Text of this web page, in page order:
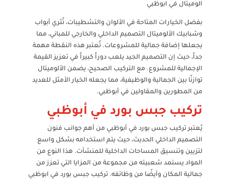
الوميتال في ابوظبي
بفضل الخيارات المتاحة في الألوان والتشطيبات، تُثري أبواب
وشبابيك الألوميتال التصميم الداخلي والخارجي للمباني، مما
يجعلها إضافة جمالية للمشروعات. تُعتبر هذه النقطة مهمة
جداً، حيث إن التصميم الجيد يلعب دوراً كبيراً في تعزيز القيمة
الإجمالية للمشروع. مع التركيب الصحيح، يضمن الألوميتال
توازنًا بين الجمالية والوظيفية، مما يجعله الخيار الأمثل للعديد
من المطورين والمقاولين في أبوظبي.
تركيب جبس بورد في أبوظبي
يُعتبر تركيب جبس بورد في أبوظبي من أهم جوانب فنون
التصميم الداخلي الحديث، حيث يتم استخدامه بشكل واسع
لتزيين وتنسيق المساحات الداخلية للمنشآت. هذا النوع من
المواد يستمد شعبيته من مجموعة من المزايا التي تعزز من
جمالية المكان وأيضًا من وظائفه. تركيب جبس بورد في ابوظبي